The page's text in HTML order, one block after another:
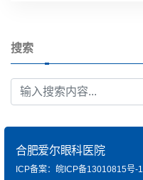
搜索
合肥爱尔眼科医院
ICP备案：皖ICP备13010815号-1